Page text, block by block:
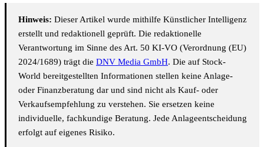
Hinweis: Dieser Artikel wurde mithilfe Künstlicher Intelligenz
erstellt und redaktionell geprüft. Die redaktionelle
Verantwortung im Sinne des Art. 50 KI-VO (Verordnung (EU)
2024/1689) trägt die DNV Media GmbH. Die auf Stock-
World bereitgestellten Informationen stellen keine Anlage-
oder Finanzberatung dar und sind nicht als Kauf- oder
Verkaufsempfehlung zu verstehen. Sie ersetzen keine
individuelle, fachkundige Beratung. Jede Anlageentscheidung
erfolgt auf eigenes Risiko.